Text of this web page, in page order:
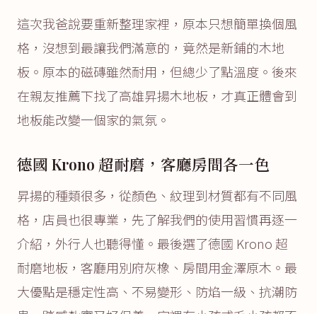
這次我爸說要重新整理家裡，原本只想簡單換個風
格，沒想到最讓我們滿意的，竟然是新鋪的木地
板。原本的磁磚雖然耐用，但總少了點溫度。後來
在親友推薦下找了高雄昇揚木地板，才真正體會到
地板能改變一個家的氣氛。
德國 Krono 超耐磨，客廳房間各一色
昇揚的種類很多，從顏色、紋理到材質都有不同風
格，店員也很專業，先了解我們的使用習慣再逐一
介紹，外行人也聽得懂。最後選了德國 Krono 超
耐磨地板，客廳用別府灰橡、房間用金澤原木。最
大優點是穩定性高、不易變形、防焰一級、抗潮防